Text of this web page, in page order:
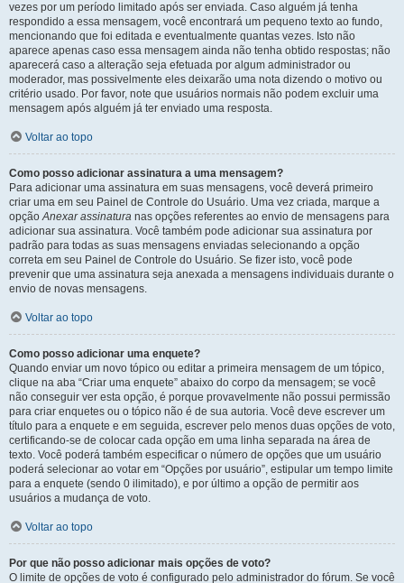
vezes por um período limitado após ser enviada. Caso alguém já tenha
respondido a essa mensagem, você encontrará um pequeno texto ao fundo,
mencionando que foi editada e eventualmente quantas vezes. Isto não
aparece apenas caso essa mensagem ainda não tenha obtido respostas; não
aparecerá caso a alteração seja efetuada por algum administrador ou
moderador, mas possivelmente eles deixarão uma nota dizendo o motivo ou
critério usado. Por favor, note que usuários normais não podem excluir uma
mensagem após alguém já ter enviado uma resposta.
Voltar ao topo
Como posso adicionar assinatura a uma mensagem?
Para adicionar uma assinatura em suas mensagens, você deverá primeiro
criar uma em seu Painel de Controle do Usuário. Uma vez criada, marque a
opçãoAnexar assinatura nas opções referentes ao envio de mensagens para
adicionar sua assinatura. Você também pode adicionar sua assinatura por
padrão para todas as suas mensagens enviadas selecionando a opção
correta em seu Painel de Controle do Usuário. Se fizer isto, você pode
prevenir que uma assinatura seja anexada a mensagens individuais durante o
envio de novas mensagens.
Voltar ao topo
Como posso adicionar uma enquete?
Quando enviar um novo tópico ou editar a primeira mensagem de um tópico,
clique na aba “Criar uma enquete” abaixo do corpo da mensagem; se você
não conseguir ver esta opção, é porque provavelmente não possui permissão
para criar enquetes ou o tópico não é de sua autoria. Você deve escrever um
título para a enquete e em seguida, escrever pelo menos duas opções de voto,
certificando-se de colocar cada opção em uma linha separada na área de
texto. Você poderá também especificar o número de opções que um usuário
poderá selecionar ao votar em “Opções por usuário”, estipular um tempo limite
para a enquete (sendo 0 ilimitado), e por último a opção de permitir aos
usuários a mudança de voto.
Voltar ao topo
Por que não posso adicionar mais opções de voto?
O limite de opções de voto é configurado pelo administrador do fórum. Se você